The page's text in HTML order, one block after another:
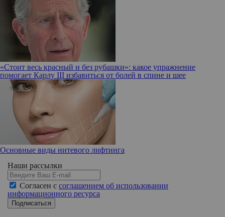
«Стоит весь красный и без рубашки»: какое упражнение
помогает Карлу III избавиться от болей в спине и шее
Основные виды нитевого лифтинга
Наши рассылки
Согласен с соглашением об использовании
информационного ресурса
Подписаться